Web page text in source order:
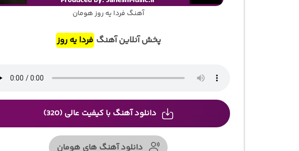
آهنگ فردا یه روز هومان
پخش آنلاین آهنگ فردا یه روز
دانلود آهنگ با کیفیت عالی (320)
دانلود آهنگ های هومان